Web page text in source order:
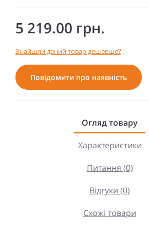
5 219.00 грн.
Знайшли даний товар дешевше?
Повідомити про наявність
Огляд товару
Характеристики
Питання (0)
Відгуки (0)
Схожі товари